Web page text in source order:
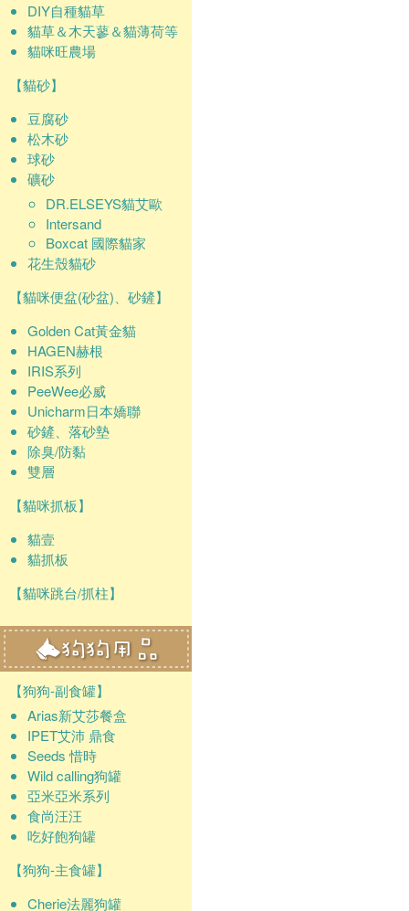
DIY自種貓草
貓草＆木天蓼＆貓薄荷等
貓咪旺農場
【貓砂】
豆腐砂
松木砂
球砂
礦砂
DR.ELSEYS貓艾歐
Intersand
Boxcat 國際貓家
花生殼貓砂
【貓咪便盆(砂盆)、砂鏟】
Golden Cat黃金貓
HAGEN赫根
IRIS系列
PeeWee必威
Unicharm日本嬌聯
砂鏟、落砂墊
除臭/防黏
雙層
【貓咪抓板】
貓壹
貓抓板
【貓咪跳台/抓柱】
【狗狗-副食罐】
Arias新艾莎餐盒
IPET艾沛 鼎食
Seeds 惜時
Wild calling狗罐
亞米亞米系列
食尚汪汪
吃好飽狗罐
【狗狗-主食罐】
Cherie法麗狗罐